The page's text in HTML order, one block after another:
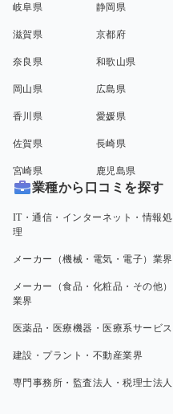
岐阜県 静岡県
滋賀県 京都府
奈良県 和歌山県
岡山県 広島県
香川県 愛媛県
佐賀県 長崎県
宮崎県 鹿児島県
業種から口コミを探す
IT・通信・インターネット・情報処
理
メーカー（機械・電気・電子）業界
メーカー（食品・化粧品・その他）
業界
医薬品・医療機器・医療系サービス
建設・プラント・不動産業界
専門事務所・監査法人・税理士法人